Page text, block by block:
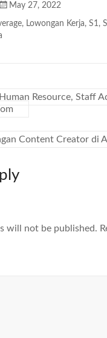
May 27, 2022
, Lowongan Kerja,S1,
Resource, Staff
Content Creator di
will not be published.